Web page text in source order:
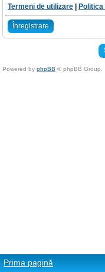
Termeni de utilizare
Înregistrare
Powered by phpBB © phpBB Group.
Prima pagină